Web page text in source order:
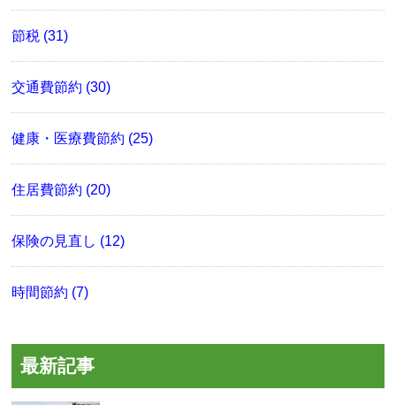
節税 (31)
交通費節約 (30)
健康・医療費節約 (25)
住居費節約 (20)
保険の見直し (12)
時間節約 (7)
最新記事